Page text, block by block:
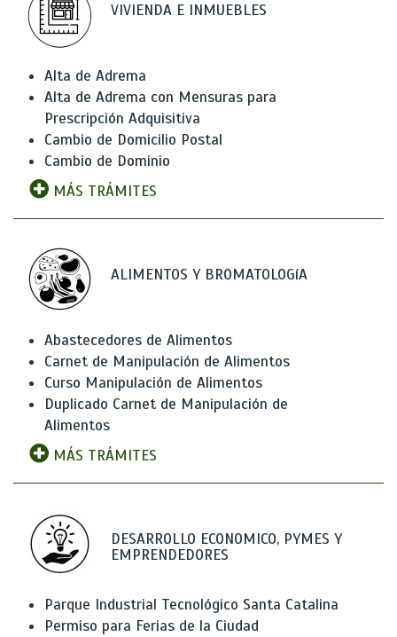
VIVIENDA E INMUEBLES
Alta de Adrema
Alta de Adrema con Mensuras para
Prescripción Adquisitiva
Cambio de Domicilio Postal
Cambio de Dominio
MÁS TRÁMITES
ALIMENTOS Y BROMATOLOGíA
Abastecedores de Alimentos
Carnet de Manipulación de Alimentos
Curso Manipulación de Alimentos
Duplicado Carnet de Manipulación de
Alimentos
MÁS TRÁMITES
DESARROLLO ECONOMICO, PYMES Y
EMPRENDEDORES
Parque Industrial Tecnológico Santa Catalina
Permiso para Ferias de la Ciudad